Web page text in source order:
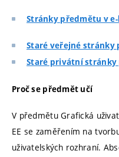
Stránky předmětu v
Staré veřejné stránky
Staré privátní stránky
Proč se předmět učí
V předmětu Grafická
EE se zaměřením na
uživatelských rozhraní.